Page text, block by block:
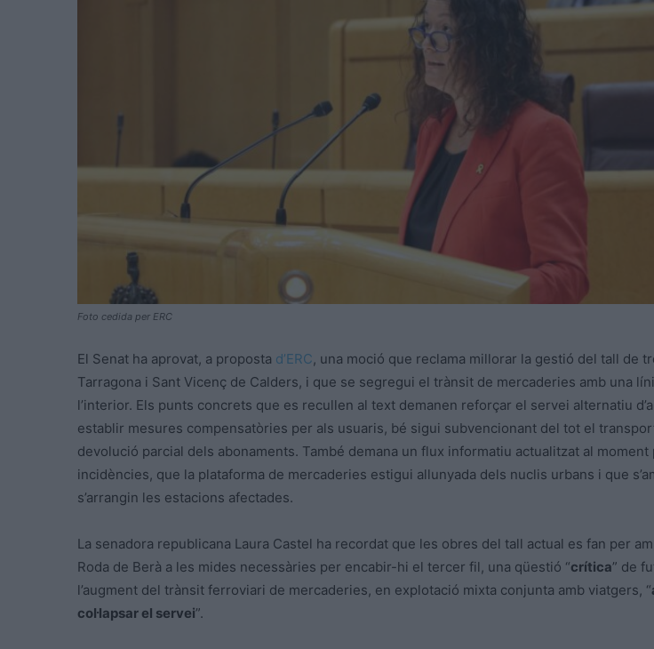
Foto cedida per ERC
El Senat ha aprovat, a proposta d’ERC, una moció que reclama millorar la gestió del tall de
Tarragona i Sant Vicenç de Calders, i que se segregui el trànsit de mercaderies amb una
l’interior. Els punts concrets que es recullen al text demanen reforçar el servei alternatiu
establir mesures compensatòries per als usuaris, bé sigui subvencionant del tot el
devolució parcial dels abonaments. També demana un flux informatiu actualitzat al
incidències, que la plataforma de mercaderies estigui allunyada dels nuclis urbans i que
s’arrangin les estacions afectades.
La senadora republicana Laura Castel ha recordat que les obres del tall actual es fan per
Roda de Berà a les mides necessàries per encabir-hi el tercer fil, una qüestió “crítica” de
l’augment del trànsit ferroviari de mercaderies, en explotació mixta conjunta amb viatgers, “
col·lapsar el servei”.